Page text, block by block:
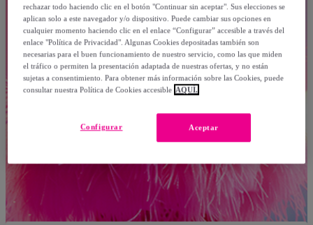
rechazar todo haciendo clic en el botón "Continuar sin aceptar". Sus elecciones se
aplican solo a este navegador y/o dispositivo. Puede cambiar sus opciones en
cualquier momento haciendo clic en el enlace “Configurar” accesible a través del
enlace "Política de Privacidad". Algunas Cookies depositadas también son
necesarias para el buen funcionamiento de nuestro servicio, como las que miden
el tráfico o permiten la presentación adaptada de nuestras ofertas, y no están
sujetas a consentimiento. Para obtener más información sobre las Cookies, puede
consultar nuestra Política de Cookies accesible AQUÍ.
Aceptar
Configurar